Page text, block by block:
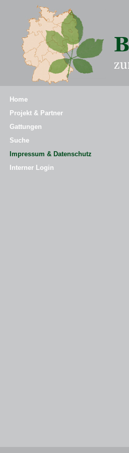
Home
Projekt & Partner
Gattungen
Suche
Impressum & Datenschutz
Interner Login